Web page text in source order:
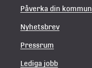
Påverka din kommun
Nyhetsbrev
Pressrum
Lediga jobb